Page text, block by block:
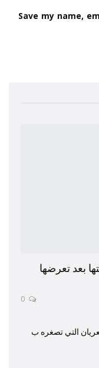
Save my name,
بعد تعرضها
التي تصغره ب